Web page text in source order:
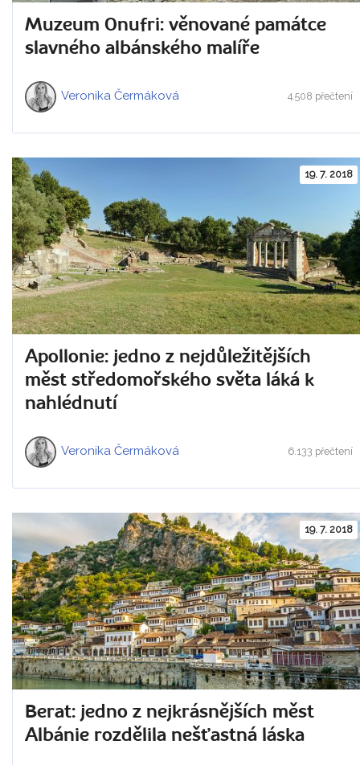
Muzeum Onufri: věnované památce
slavného albánského malíře
Veronika Čermáková 4.508 přečtení
19. 7. 2018
Apollonie: jedno z nejdůležitějších
měst středomořského světa láká k
nahlédnutí
Veronika Čermáková 6.133 přečtení
19. 7. 2018
Berat: jedno z nejkrásnějších měst
Albánie rozdělila nešťastná láska